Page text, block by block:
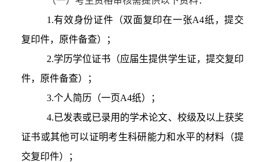
1.有效身份证件（双面复印在一张A4纸，提交
复印件，原件备查）；
2.学历学位证书（应届生提供学生证，提交复印
件，原件备查）；
3.个人简历（一页A4纸）；
4.已发表或已录用的学术论文、校级及以上获奖
证书或其他可以证明考生科研能力和水平的材料（提
交复印件）
；